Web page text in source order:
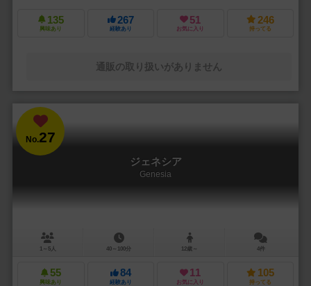
135
興味あり
267
経験あり
51
お気に入り
246
持ってる
通販の取り扱いがありません
No.27
ジェネシア
Genesia
1～5人 40～100分 12歳～ 4件
55
興味あり
84
経験あり
11
お気に入り
105
持ってる